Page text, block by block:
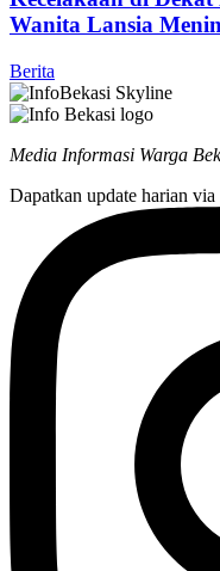
Wanita Lansia
Berita
Media Informasi Warga
Dapatkan update harian via